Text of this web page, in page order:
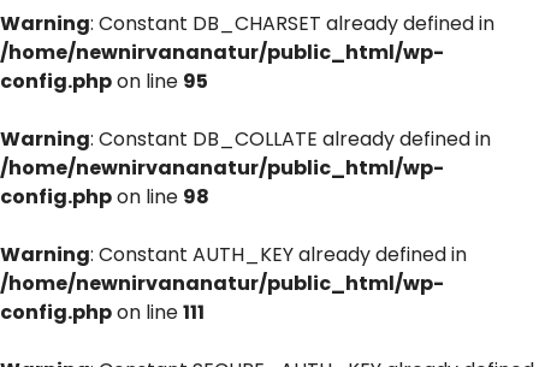
Warning: Constant DB_CHARSET already defined in
/home/newnirvananatur/public_html/wp-
config.phpon line 95
Warning: Constant DB_COLLATE already defined in
/home/newnirvananatur/public_html/wp-
config.phpon line 98
Warning: Constant AUTH_KEY already defined in
/home/newnirvananatur/public_html/wp-
config.phpon line111